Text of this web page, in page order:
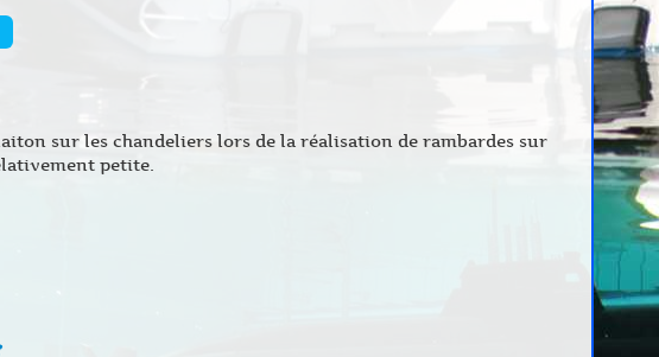
sur les chandeliers lors de la réalisation de rambardes sur
petite.